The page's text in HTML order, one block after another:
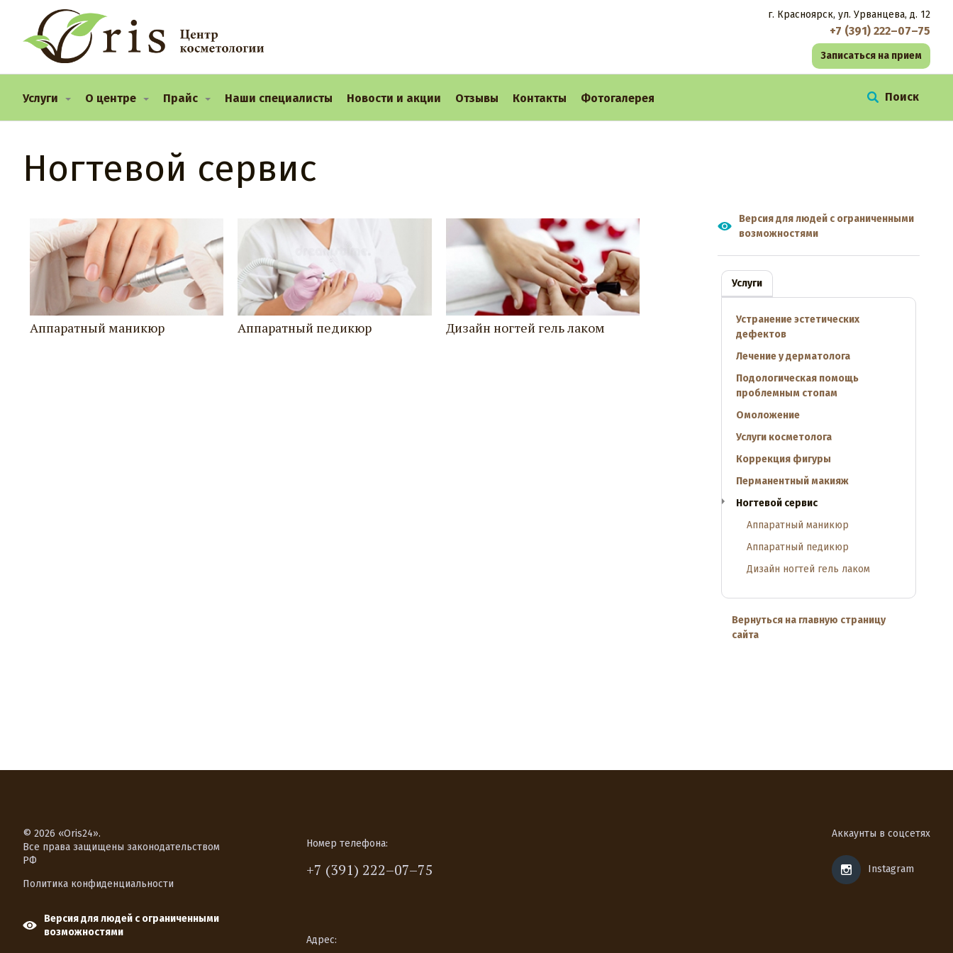
г. Красноярск, ул. Урванцева, д. 12
+7 (391) 222–07–75
Записаться на прием
Услуги О центре Прайс Наши специалисты Новости и акции Отзывы Контакты Фотогалерея
Ногтевой сервис
Аппаратный маникюр Аппаратный педикюр Дизайн ногтей гель лаком
Версия для людей с ограниченными
возможностями
Услуги
Устранение эстетических
дефектов
Лечение у дерматолога
Подологическая помощь
проблемным стопам
Омоложение
Услуги косметолога
Коррекция фигуры
Перманентный макияж
Ногтевой сервис
Аппаратный маникюр
Аппаратный педикюр
Дизайн ногтей гель лаком
Вернуться на главную страницу
сайта
© 2026 «Oris24».
Все права защищены законодательством
РФ
Политика конфиденциальности
Версия для людей с ограниченными
возможностями
Аккаунты в соцсетях
Instagram
Номер телефона:
+7 (391) 222–07–75
Адрес: